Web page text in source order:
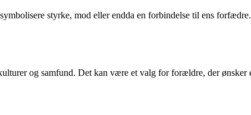
styrke, mod eller endda en forbindelse til ens
og samfund. Det kan være et valg for forældre, der